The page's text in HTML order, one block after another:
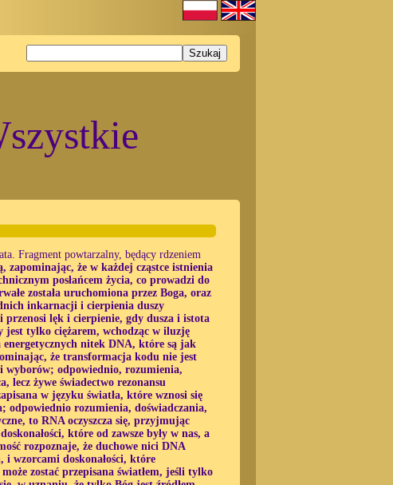
Fragment powtarzalny, będący rdzeniem
zapominając, że w każdej cząstce istnienia
posłańcem życia, co prowadzi do
została uruchomiona przez Boga, oraz
inkarnacji i cierpienia duszy
przenosi lęk i cierpienie, gdy dusza i istota
tylko ciężarem, wchodząc w iluzję
energetycznych nitek DNA, które są jak
że transformacja kodu nie jest
wyborów; odpowiednio, rozumienia,
lecz żywe świadectwo rezonansu
w języku światła, które wznosi się
odpowiednio rozumienia, doświadczania,
to RNA oczyszcza się, przyjmując
które od zawsze były w nas, a
rozpoznaje, że duchowe nici DNA
i wzorcami doskonałości, które
zostać przepisana światłem, jeśli tylko